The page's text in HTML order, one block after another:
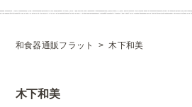
和食器通販フラット >木下和美
木下和美